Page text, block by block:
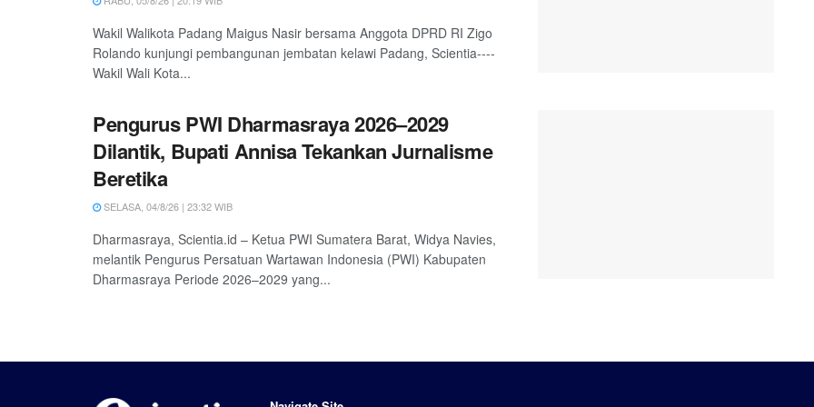
Wakil Walikota Padang Maigus Nasir bersama Anggota DPRD RI Zigo
Rolando kunjungi pembangunan jembatan kelawi Padang, Scientia----
Wakil Wali Kota...
Pengurus PWI Dharmasraya 2026–2029
Dilantik, Bupati Annisa Tekankan Jurnalisme
Beretika
SELASA, 04/8/26 | 23:32 WIB
Dharmasraya, Scientia.id – Ketua PWI Sumatera Barat, Widya Navies,
melantik Pengurus Persatuan Wartawan Indonesia (PWI) Kabupaten
Dharmasraya Periode 2026–2029 yang...